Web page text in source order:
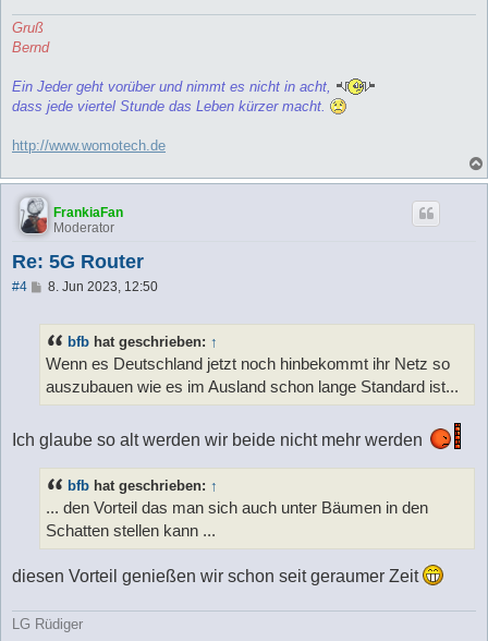
Gruß
Bernd
Ein Jeder geht vorüber und nimmt es nicht in acht,
dass jede viertel Stunde das Leben kürzer macht.
http://www.womotech.de
FrankiaFan
Moderator
Re: 5G Router
#4
B
a
8. Jun 2023, 12:50
bfb hat geschrieben: ↑
Wenn es Deutschland jetzt noch hinbekommt ihr Netz so
auszubauen wie es im Ausland schon lange Standard ist...
Ich glaube so alt werden wir beide nicht mehr werden
bfb hat geschrieben: ↑
... den Vorteil das man sich auch unter Bäumen in den
Schatten stellen kann ...
diesen Vorteil genießen wir schon seit geraumer Zeit
LG Rüdiger